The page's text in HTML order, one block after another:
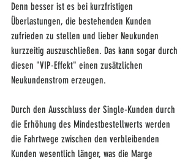
Denn besser ist es bei kurzfristigen
Überlastungen, die bestehenden Kunden
zufrieden zu stellen und lieber Neukunden
kurzzeitig auszuschließen. Das kann sogar durch
diesen "VIP-Effekt" einen zusätzlichen
Neukundenstrom erzeugen.
Durch den Ausschluss der Single-Kunden durch
die Erhöhung des Mindestbestellwerts werden
die Fahrtwege zwischen den verbleibenden
Kunden wesentlich länger, was die Marge